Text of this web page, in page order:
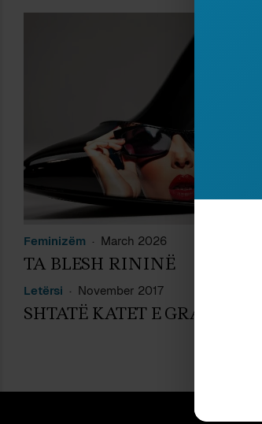
Feminizëm March 2026
TA BLESH RININË
Letërsi November 2017
SHTATË KATET E GRAVE